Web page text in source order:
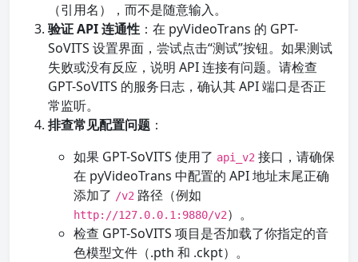
（引用名），而不是随意输入。
验证 API 连通性 ：在 pyVideoTrans 的 GPT-
SoVITS 设置界面，尝试点击“测试”按钮。如果测试
失败或没有反应，说明 API 连接有问题。请检查
GPT-SoVITS 的服务日志，确认其 API 端口是否正
常监听。
排查常见配置问题 ：
如果 GPT-SoVITS 使用了 api_v2 接口，请确保
在 pyVideoTrans 中配置的 API 地址末尾正确
添加了 /v2 路径（例如
http://127.0.0.1:9880/v2）。
检查 GPT-SoVITS 项目是否加载了你指定的音
色模型文件（.pth 和 .ckpt）。